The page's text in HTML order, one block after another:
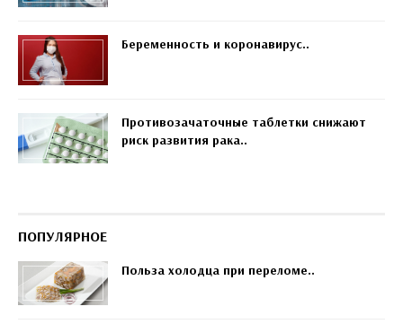
Беременность и коронавирус..
Противозачаточные таблетки снижают
риск развития рака..
ПОПУЛЯРНОЕ
Польза холодца при переломе..